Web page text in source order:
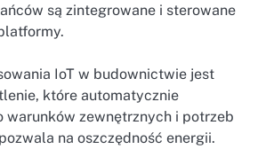
są zintegrowane i sterowane
IoT w budownictwie jest
które automatycznie
warunków zewnętrznych i potrzeb
na oszczędność energii.